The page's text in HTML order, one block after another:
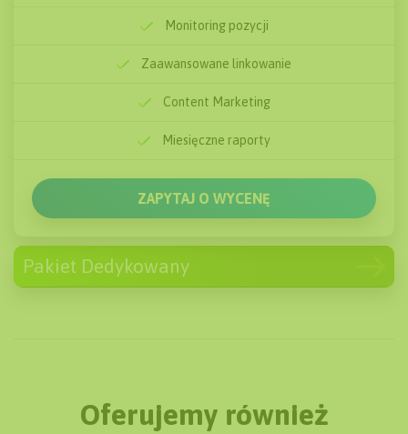
Monitoring pozycji
Zaawansowane linkowanie
Content Marketing
Miesięczne raporty
ZAPYTAJ O WYCENĘ
Pakiet Dedykowany
od 2000
Monitoring pozycji
Oferujemy również